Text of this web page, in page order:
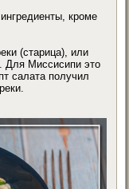
кроме
(старица), или
Для Миссисипи это
салата получил